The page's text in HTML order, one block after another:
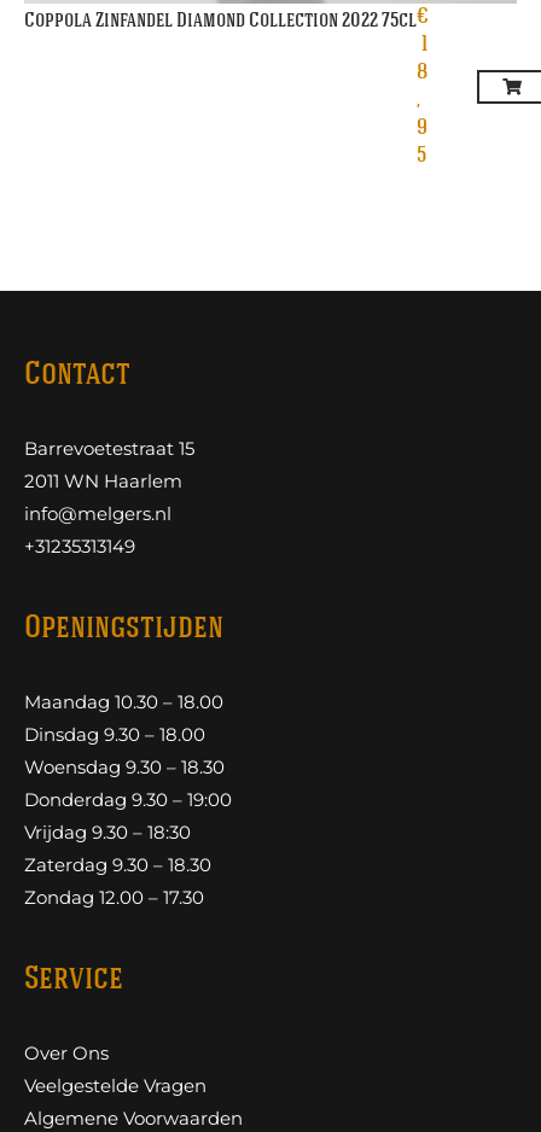
Coppola Zinfandel Diamond Collection 2022 75cl€
1
8
,
9
5
Contact
Barrevoetestraat 15
2011 WN Haarlem
info@melgers.nl
+31235313149
Openingstijden
Maandag 10.30 – 18.00
Dinsdag 9.30 – 18.00
Woensdag 9.30 – 18.30
Donderdag 9.30 – 19:00
Vrijdag 9.30 – 18:30
Zaterdag 9.30 – 18.30
Zondag 12.00 – 17.30
Service
Over Ons
Veelgestelde Vragen
Algemene Voorwaarden